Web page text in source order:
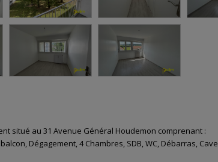
situé au 31 Avenue Général Houdemon comprenant :
Dégagement, 4 Chambres, SDB, WC, Débarras, Cave